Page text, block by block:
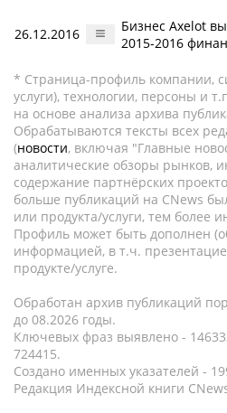
26.12.2016
Бизнес Axelot
2015-2016
* Страница-профиль компании,
услуги), технологии, персоны и
на основе анализа архива
Обрабатываются тексты всех
(новости, включая "Главные
аналитические обзоры рынков,
содержание партнёрских
больше публикаций на CNews
или продукта/услуги, тем более
Профиль может быть дополнен
информацией, в т.ч.
продукте/услуге.
Обработан архив публикаций
до 08.2026 годы.
Ключевых фраз выявлено -
724415.
Создано именных указателей -
Редакция Индексной книги